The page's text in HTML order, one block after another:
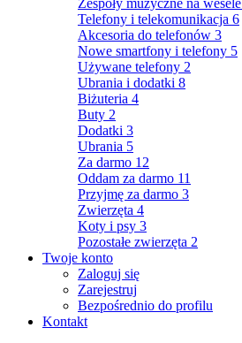
Zespoły muzyczne na wesele
Telefony i telekomunikacja 6
Akcesoria do telefonów 3
Nowe smartfony i telefony 5
Używane telefony 2
Ubrania i dodatki 8
Biżuteria 4
Buty 2
Dodatki 3
Ubrania 5
Za darmo 12
Oddam za darmo 11
Przyjmę za darmo 3
Zwierzęta 4
Koty i psy 3
Pozostałe zwierzęta 2
Twoje konto
Zaloguj się
Zarejestruj
Bezpośrednio do profilu
Kontakt